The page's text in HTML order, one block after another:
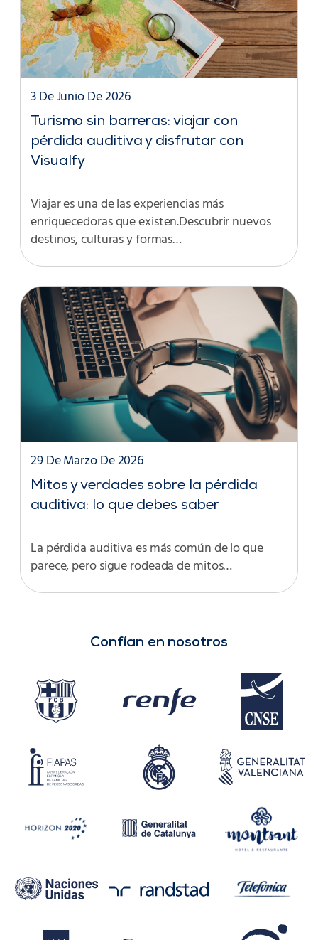
Turismo sin barreras: viajar con
pérdida auditiva y disfrutar con
Visualfy
3 De Junio De 2026
Viajar es una de las experiencias más
enriquecedoras que existen.Descubrir nuevos
destinos, culturas y formas…
Mitos y verdades sobre la pérdida
auditiva: lo que debes saber
29 De Marzo De 2026
La pérdida auditiva es más común de lo que
parece, pero sigue rodeada de mitos…
Confían en nosotros